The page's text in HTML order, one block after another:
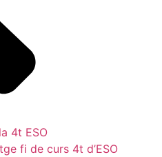
4t ESO
fi de curs 4t d’ESO